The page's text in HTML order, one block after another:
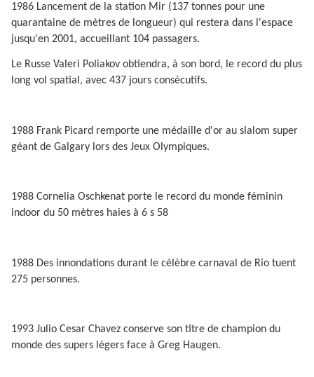
1986 Lancement de la station Mir (137 tonnes pour une
quarantaine de mètres de longueur) qui restera dans l'espace
jusqu'en 2001, accueillant 104 passagers.
Le Russe Valeri Poliakov obtiendra, à son bord, le record du plus
long vol spatial, avec 437 jours consécutifs.
1988 Frank Picard remporte une médaille d'or au slalom super
géant de Galgary lors des Jeux Olympiques.
1988 Cornelia Oschkenat porte le record du monde féminin
indoor du 50 mètres haies à 6 s 58
1988 Des innondations durant le célèbre carnaval de Rio tuent
275 personnes.
1993 Julio Cesar Chavez conserve son titre de champion du
monde des supers légers face à Greg Haugen.